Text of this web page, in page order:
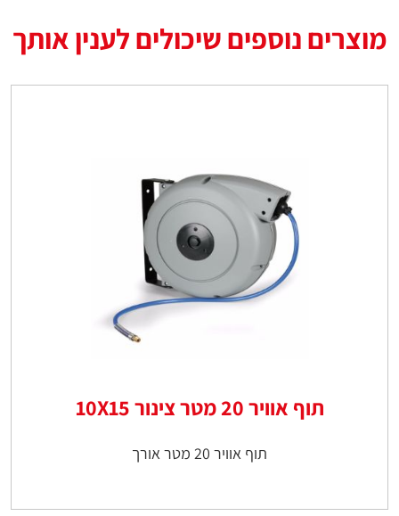
מוצרים נוספים שיכולים לענין אותך
תוף אוויר 20 מטר צינור 10X15
תוף אוויר 20 מטר אורך